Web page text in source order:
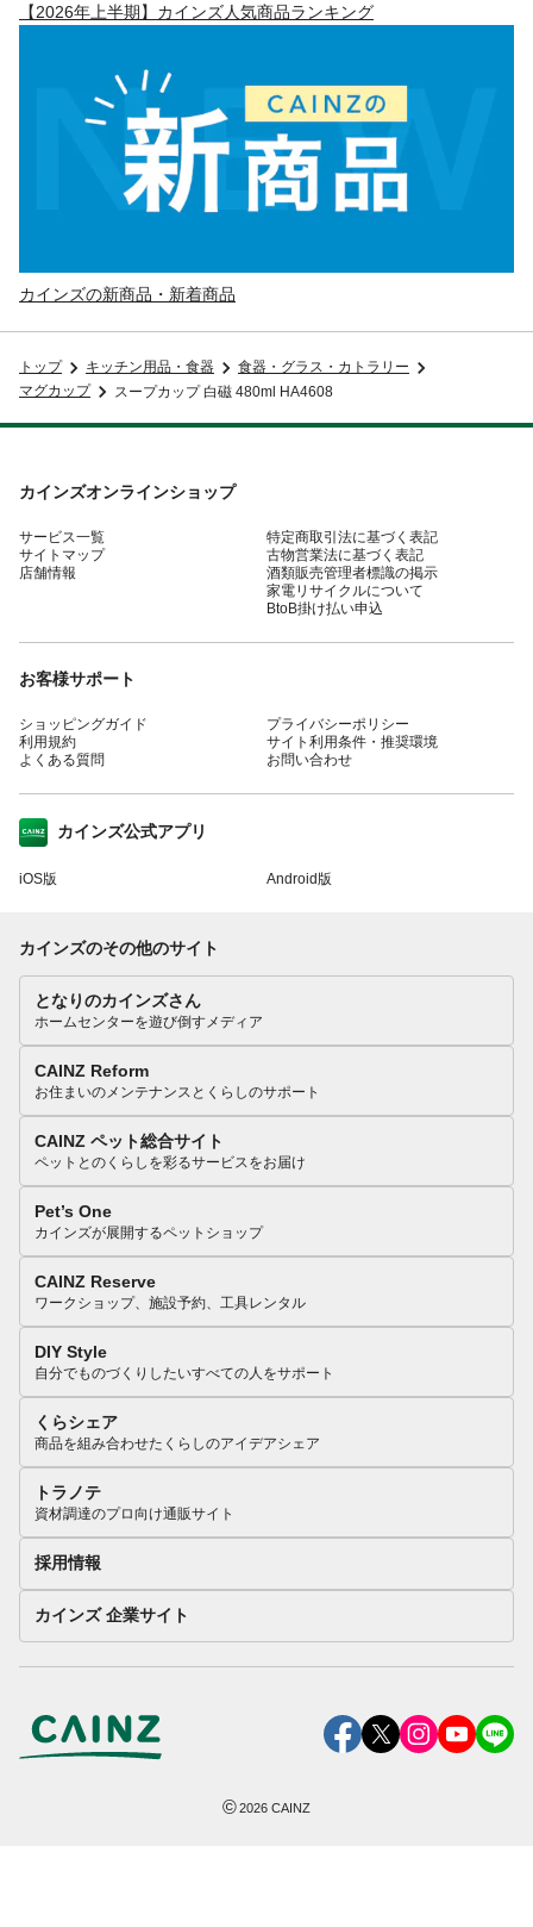
【2026年上半期】カインズ人気商品ランキング
カインズの新商品・新着商品
トップ キッチン用品・食器
食器・グラス・カトラリー
マグカップ
スープカップ 白磁 480ml HA4608
カインズオンラインショップ
サービス一覧
サイトマップ
店舗情報
特定商取引法に基づく表記
古物営業法に基づく表記
酒類販売管理者標識の掲示
家電リサイクルについて
BtoB掛け払い申込
お客様サポート
ショッピングガイド
利用規約
よくある質問
プライバシーポリシー
サイト利用条件・推奨環境
お問い合わせ
カインズ公式アプリ
iOS版 Android版
カインズのその他のサイト
となりのカインズさん
ホームセンターを遊び倒すメディア
CAINZ Reform
お住まいのメンテナンスとくらしのサポート
CAINZ ペット総合サイト
ペットとのくらしを彩るサービスをお届け
Pet’s One
カインズが展開するペットショップ
CAINZ Reserve
ワークショップ、施設予約、工具レンタル
DIY Style
自分でものづくりしたいすべての人をサポート
くらシェア
商品を組み合わせたくらしのアイデアシェア
トラノテ
資材調達のプロ向け通販サイト
採用情報
カインズ 企業サイト
©2026 CAINZ